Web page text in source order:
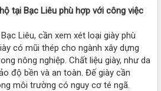
tại Bạc Liêu phù hợp với công việc
Liêu, cần xem xét loại giày phù
có mũi thép cho ngành xây dựng
nông nghiệp. Chất liệu giày, như da
độ bền và an toàn. Đế giày cần
môi trường có nguy cơ té ngã.